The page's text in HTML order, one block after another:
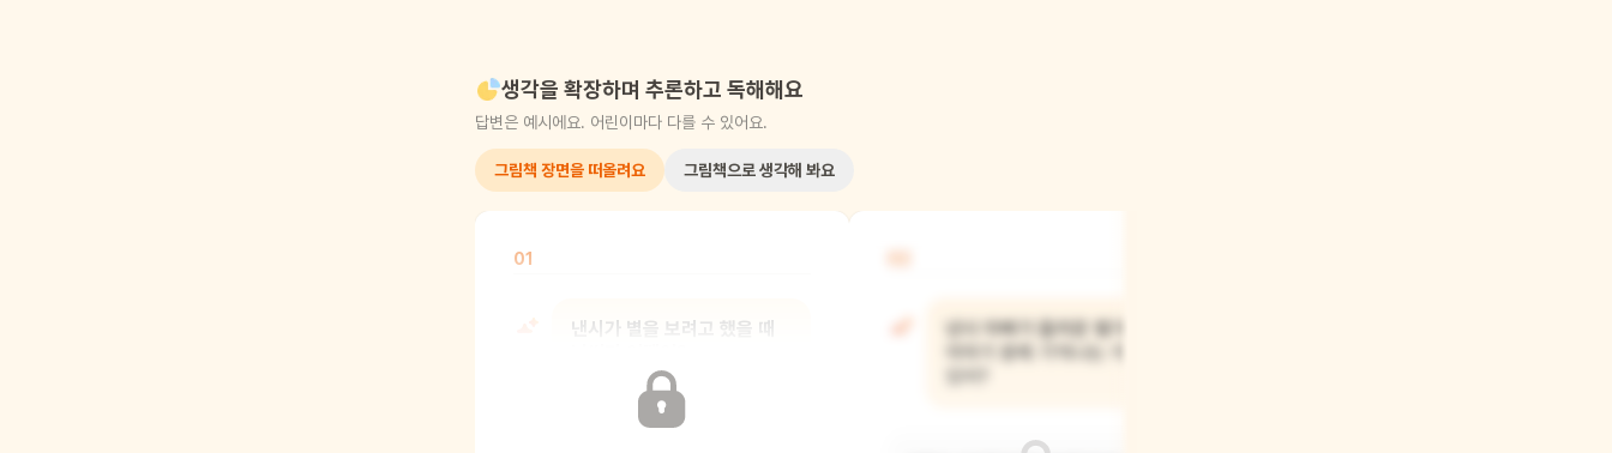
생각을 확장하며 추론하고 독해해요
답변은 예시에요. 어린이마다 다를 수 있어요.
그림책 장면을 떠올려요 그림책으로 생각해 봐요
01
낸시가 별을 보려고 했을 때
낸시 아빠가 들려준 별자리
이야기 중에 기억나는 게